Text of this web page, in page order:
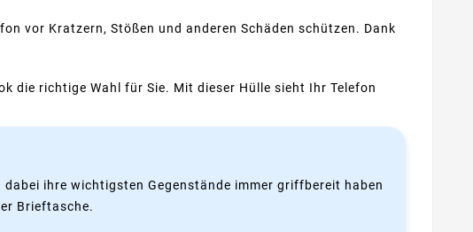
vor Kratzern, Stößen und anderen Schäden schützen. Dank
die richtige Wahl für Sie. Mit dieser Hülle sieht Ihr Telefon
ihre wichtigsten Gegenstände immer griffbereit haben
Brieftasche.